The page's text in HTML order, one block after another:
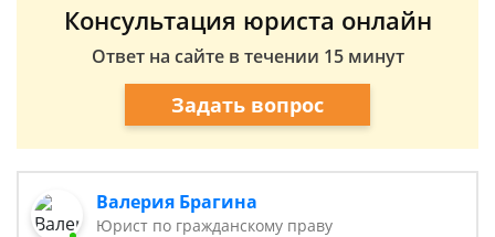
Консультация юриста онлайн
Ответ на сайте в течении 15 минут
Задать вопрос
Валерия Брагина
Юрист по гражданскому праву